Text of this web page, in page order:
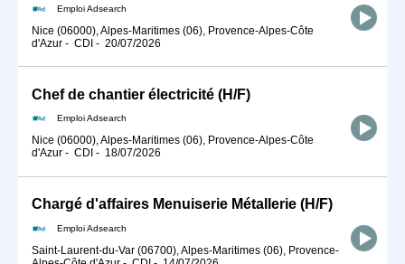
Emploi Adsearch
Nice (06000), Alpes-Maritimes (06), Provence-Alpes-Côte
d'Azur - CDI - 20/07/2026
Chef de chantier électricité (H/F)
Emploi Adsearch
Nice (06000), Alpes-Maritimes (06), Provence-Alpes-Côte
d'Azur - CDI - 18/07/2026
Chargé d'affaires Menuiserie Métallerie (H/F)
Emploi Adsearch
Saint-Laurent-du-Var (06700), Alpes-Maritimes (06), Provence-